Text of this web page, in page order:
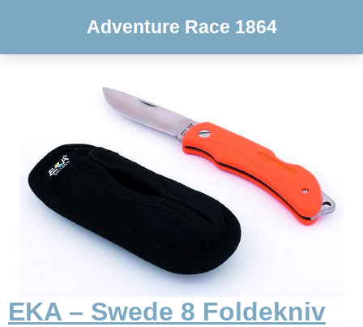
Adventure Race 1864
EKA – Swede 8 Foldekniv